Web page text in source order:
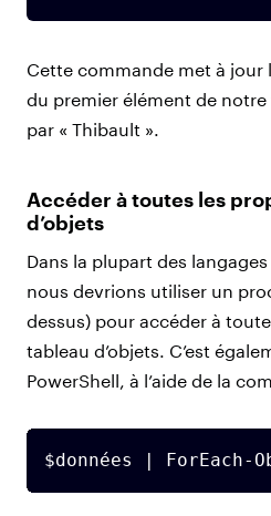
Cette commande met à jour
du premier élément de
par « Thibault ».
Accéder à toutes les
d’objets
Dans la plupart des
nous devrions utiliser un
dessus) pour accéder à
tableau d’objets. C’est
PowerShell, à l’aide de la
$données | ForEach-